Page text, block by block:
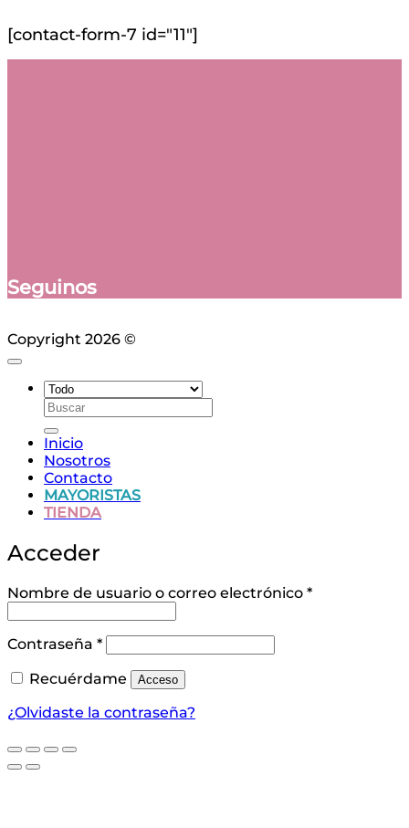
[contact-form-7 id="11"]
Seguinos
Copyright 2026 ©
Buscar
Inicio
Nosotros
Contacto
MAYORISTAS
TIENDA
Acceder
Nombre de usuario o correo electrónico *Obligatorio
Contraseña *Obligatorio
Recuérdame Acceso
¿Olvidaste la contraseña?